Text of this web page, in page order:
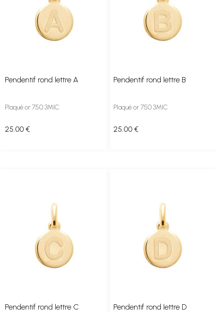
Pendentif rond lettre A
Plaqué or 750 3MIC
25 .00 €
Pendentif rond lettre B
Plaqué or 750 3MIC
25 .00 €
Pendentif rond lettre C Pendentif rond lettre D